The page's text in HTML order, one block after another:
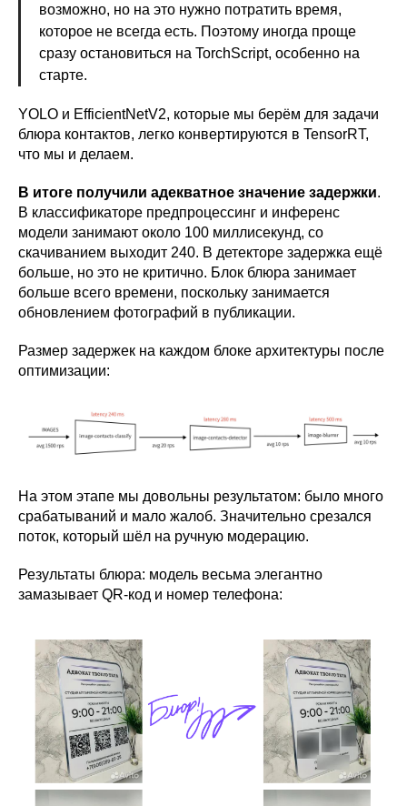
возможно, но на это нужно потратить время,
которое не всегда есть. Поэтому иногда проще
сразу остановиться на TorchScript, особенно на
старте.
YOLO и EfficientNetV2, которые мы берём для задачи
блюра контактов, легко конвертируются в TensorRT,
что мы и делаем.
В итоге получили адекватное значение задержки.
В классификаторе предпроцессинг и инференс
модели занимают около 100 миллисекунд, со
скачиванием выходит 240. В детекторе задержка ещё
больше, но это не критично. Блок блюра занимает
больше всего времени, поскольку занимается
обновлением фотографий в публикации.
Размер задержек на каждом блоке архитектуры после
оптимизации:
На этом этапе мы довольны результатом: было много
срабатываний и мало жалоб. Значительно срезался
поток, который шёл на ручную модерацию.
Результаты блюра: модель весьма элегантно
замазывает QR-код и номер телефона: